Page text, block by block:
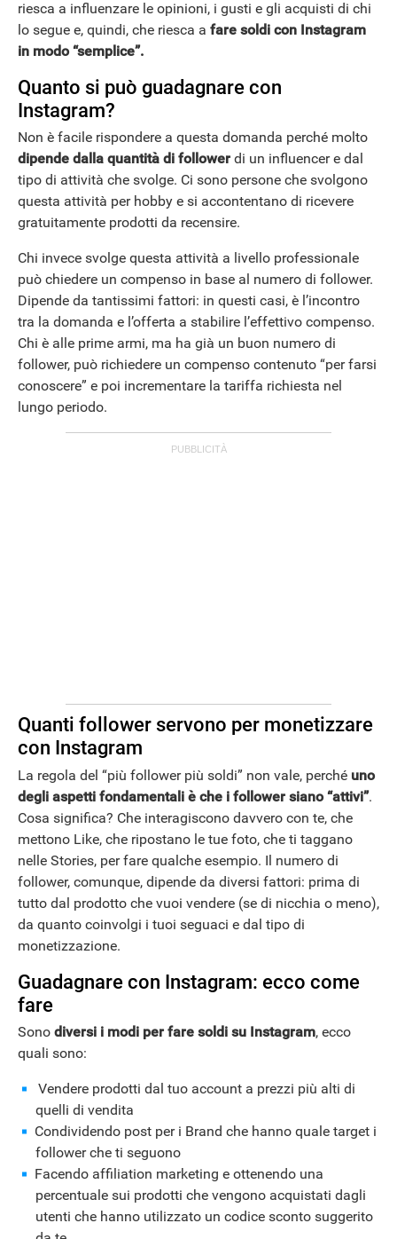
riesca a influenzare le opinioni, i gusti e gli acquisti di chi
lo segue e, quindi, che riesca a fare soldi con Instagram
in modo “semplice”.
Quanto si può guadagnare con
Instagram?
Non è facile rispondere a questa domanda perché molto
dipende dalla quantità di follower di un influencer e dal
tipo di attività che svolge. Ci sono persone che svolgono
questa attività per hobby e si accontentano di ricevere
gratuitamente prodotti da recensire.
Chi invece svolge questa attività a livello professionale
può chiedere un compenso in base al numero di follower.
Dipende da tantissimi fattori: in questi casi, è l’incontro
tra la domanda e l’offerta a stabilire l’effettivo compenso.
Chi è alle prime armi, ma ha già un buon numero di
follower, può richiedere un compenso contenuto “per farsi
conoscere” e poi incrementare la tariffa richiesta nel
lungo periodo.
Quanti follower servono per monetizzare
con Instagram
La regola del “più follower più soldi” non vale, perché uno
degli aspetti fondamentali è che i follower siano “attivi”.
Cosa significa? Che interagiscono davvero con te, che
mettono Like, che ripostano le tue foto, che ti taggano
nelle Stories, per fare qualche esempio. Il numero di
follower, comunque, dipende da diversi fattori: prima di
tutto dal prodotto che vuoi vendere (se di nicchia o meno),
da quanto coinvolgi i tuoi seguaci e dal tipo di
monetizzazione.
Guadagnare con Instagram: ecco come
fare
Sono diversi i modi per fare soldi su Instagram, ecco
quali sono:
Vendere prodotti dal tuo account a prezzi più alti di
quelli di vendita
Condividendo post per i Brand che hanno quale target i
follower che ti seguono
Facendo affiliation marketing e ottenendo una
percentuale sui prodotti che vengono acquistati dagli
utenti che hanno utilizzato un codice sconto suggerito